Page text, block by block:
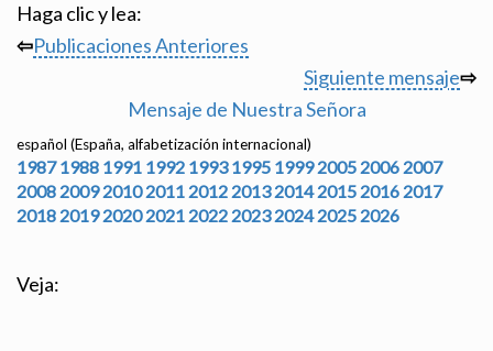
Haga clic y lea:
⇦Publicaciones Anteriores
Siguiente mensaje⇨
Mensaje de Nuestra Señora
español (España, alfabetización internacional)
1987 1988 1991 1992 1993 1995 1999 2005 2006 2007
2008 2009 2010 2011 2012 2013 2014 2015 2016 2017
2018 2019 2020 2021 2022 2023 2024 2025 2026
Veja: